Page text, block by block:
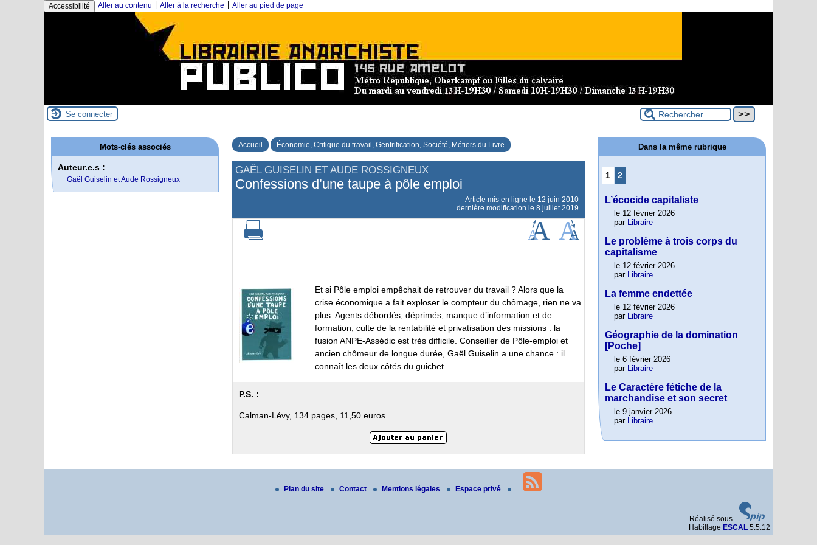
Accessibilité Aller au contenu Aller à la recherche Aller au pied de page
Se connecter
Accueil Économie, Critique du travail, Gentrification, Société, Métiers du Livre
GAËL GUISELIN ET AUDE ROSSIGNEUX
Confessions d’une taupe à pôle emploi
Article mis en ligne le 12 juin 2010
dernière modification le 8 juillet 2019
Et si Pôle emploi empêchait de retrouver du travail ? Alors que la
crise économique a fait exploser le compteur du chômage, rien ne va
plus. Agents débordés, déprimés, manque d’information et de
formation, culte de la rentabilité et privatisation des missions : la
fusion ANPE-Assédic est très difficile. Conseiller de Pôle-emploi et
ancien chômeur de longue durée, Gaël Guiselin a une chance : il
connaît les deux côtés du guichet.
P.S. :
Calman-Lévy, 134 pages, 11,50 euros
Mots-clés associés
Auteur.e.s :
Gaël Guiselin et Aude Rossigneux
Dans la même rubrique
1 2
L’écocide capitaliste
le 12 février 2026
par Libraire
Le problème à trois corps du
capitalisme
le 12 février 2026
par Libraire
La femme endettée
le 12 février 2026
par Libraire
Géographie de la domination
[Poche]
le 6 février 2026
par Libraire
Le Caractère fétiche de la
marchandise et son secret
le 9 janvier 2026
par Libraire
Plan du site Contact Mentions légales Espace privé
Réalisé sous
Habillage ESCAL 5.5.12